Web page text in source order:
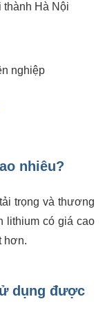
thành Hà Nội
nghiệp
nhiêu?
trọng và thương
lithium có giá cao
hơn.
dụng được